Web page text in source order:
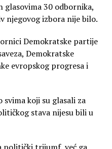
glasovima 30 odbornika,
njegovog izbora nije bilo.
Demokratske partije
Demokratske
evropskog progresa i
koji su glasali za
stava nijesu bili u